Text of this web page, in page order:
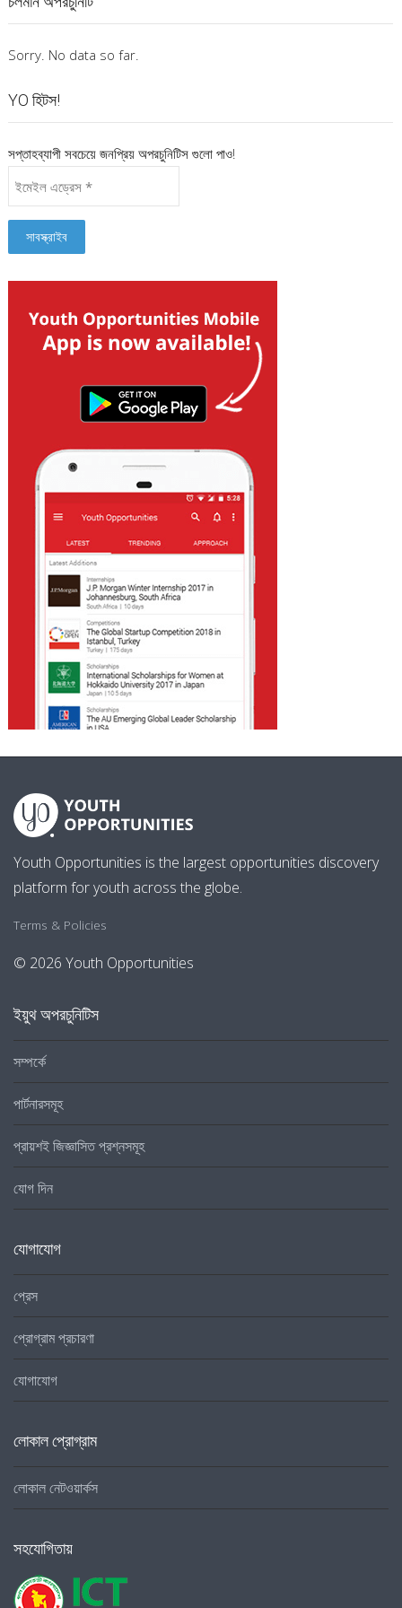
Sorry. No data so far.
YO হিটস!
সপ্তাহব্যাপী সবচেয়ে জনপ্রিয় অপরচুনিটিস গুলো পাও!
Youth Opportunities is the largest opportunities discovery
platform for youth across the globe.
Terms & Policies
© 2026 Youth Opportunities
ইয়ুথ অপরচুনিটিস
সম্পর্কে
পার্টনারসমূহ
প্রায়শই জিজ্ঞাসিত প্রশ্নসমূহ
যোগ দিন
যোগাযোগ
প্রেস
প্রোগ্রাম প্রচারণা
যোগাযোগ
লোকাল প্রোগ্রাম
লোকাল নেটওয়ার্কস
সহযোগিতায়